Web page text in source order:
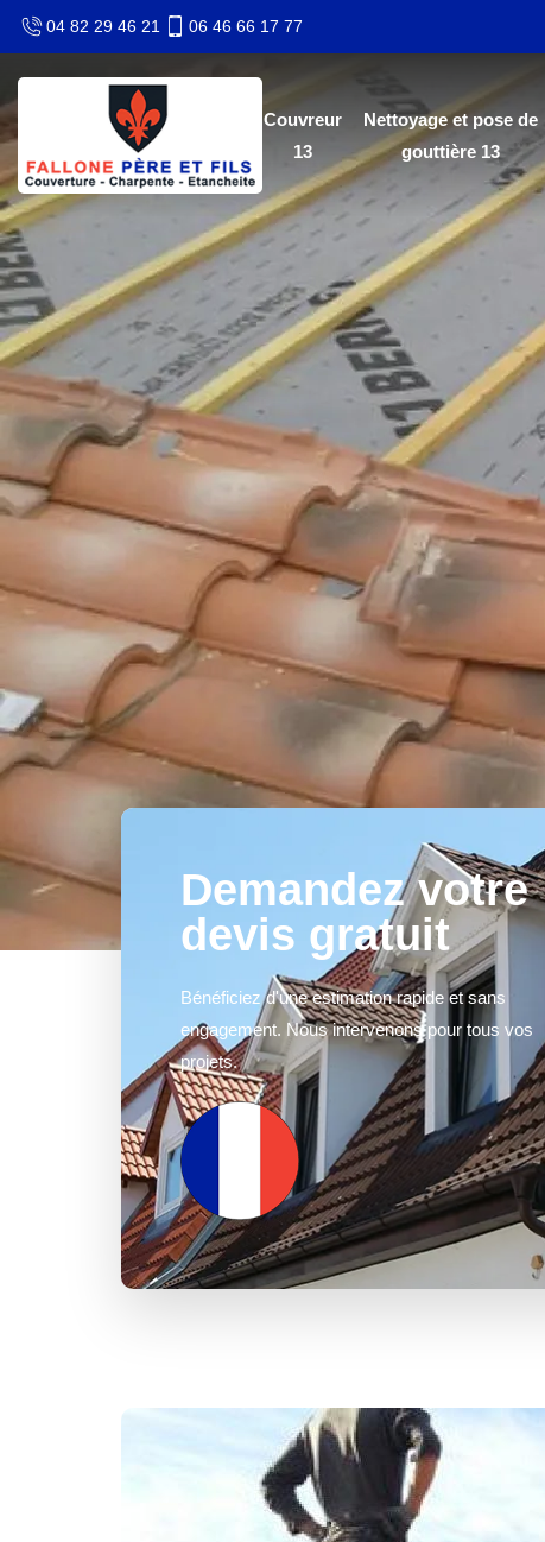
04 82 29 46 21 06 46 66 17 77
Couvreur
13
Nettoyage et pose de
gouttière 13
Demandez votre
devis gratuit
Bénéficiez d'une estimation rapide et sans
engagement. Nous intervenons pour tous vos
projets.